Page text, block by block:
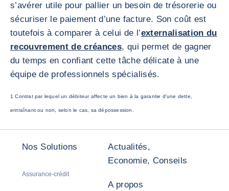
s’avérer utile pour pallier un besoin de trésorerie ou
sécuriser le paiement d’une facture. Son coût est
toutefois à comparer à celui de l’externalisation du
recouvrement de créances, qui permet de gagner
du temps en confiant cette tâche délicate à une
équipe de professionnels spécialisés.
1 Contrat par lequel un débiteur affecte un bien à la garantie d'une dette,
entraînant ou non, selon le cas, sa dépossession.
Nos Solutions
Assurance-crédit
Actualités,
Economie, Conseils
A propos